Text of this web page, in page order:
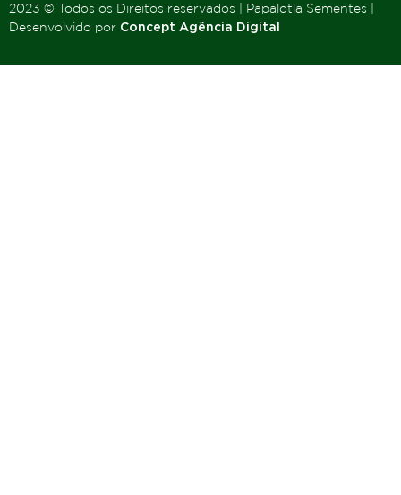
2023 © Todos os Direitos reservados | Papalotla Sementes |
Desenvolvido por Concept Agência Digital